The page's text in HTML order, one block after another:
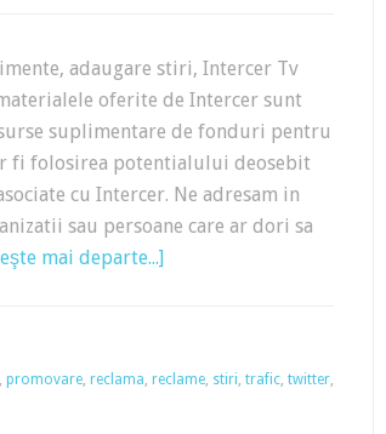
adaugare stiri, Intercer Tv
oferite de Intercer sunt
suplimentare de fonduri pentru
fi folosirea potentialului deosebit
cu Intercer. Ne adresam in
sau persoane care ar dori sa
mai departe...]
, promovare, reclama, reclame, stiri, trafic, twitter,